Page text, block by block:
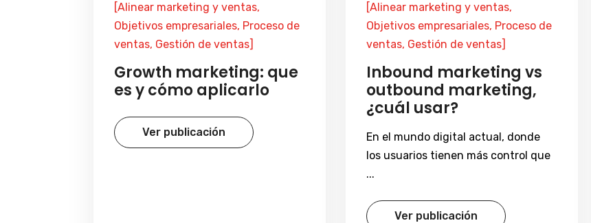
[Alinear marketing y ventas,
Objetivos empresariales, Proceso de
ventas, Gestión de ventas]
Growth marketing: que
es y cómo aplicarlo
Ver publicación
[Alinear marketing y ventas,
Objetivos empresariales, Proceso de
ventas, Gestión de ventas]
Inbound marketing vs
outbound marketing,
¿cuál usar?
En el mundo digital actual, donde
los usuarios tienen más control que
...
Ver publicación